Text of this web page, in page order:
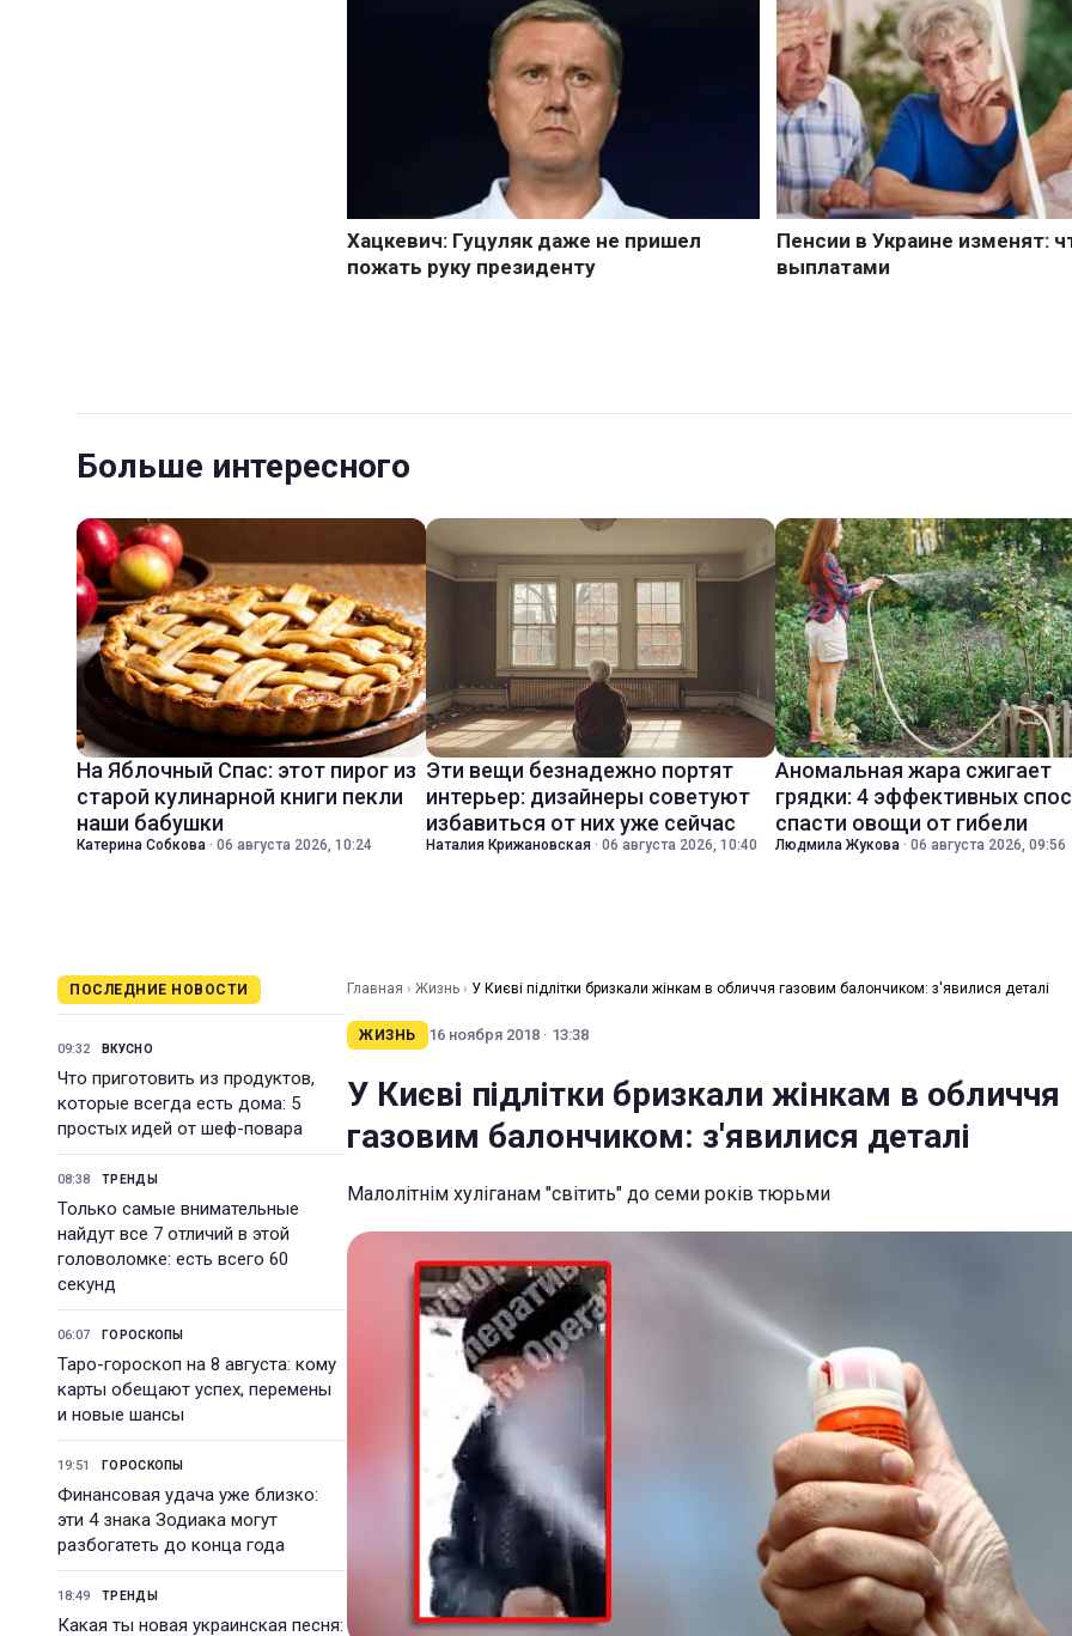
Больше интересного
На Яблочный Спас: этот пирог из
старой кулинарной книги пекли
наши бабушки
Катерина Собкова · 06 августа 2026, 10:24
Эти вещи безнадежно портят
интерьер: дизайнеры советуют
избавиться от них уже сейчас
Наталия Крижановская · 06 августа 2026, 10:40
Аномальная жара сжигает
грядки: 4 эффективных
спасти овощи от гибели
Людмила Жукова · 06 августа 2026, 09:56
ПОСЛЕДНИЕ НОВОСТИ
09:32 ВКУСНО
Что приготовить из продуктов,
которые всегда есть дома: 5
простых идей от шеф-повара
08:38 ТРЕНДЫ
Только самые внимательные
найдут все 7 отличий в этой
головоломке: есть всего 60
секунд
06:07 ГОРОСКОПЫ
Таро-гороскоп на 8 августа: кому
карты обещают успех, перемены
и новые шансы
19:51 ГОРОСКОПЫ
Финансовая удача уже близко:
эти 4 знака Зодиака могут
разбогатеть до конца года
18:49 ТРЕНДЫ
Какая ты новая украинская песня:
Главная › Жизнь › У Києві підлітки бризкали жінкам в обличчя газовим балончиком: з'явилися деталі
ЖИЗНЬ 16 ноября 2018 · 13:38
У Києві підлітки бризкали жінкам в обличчя
газовим балончиком: з'явилися деталі
Малолітнім хуліганам "світить" до семи років тюрьми